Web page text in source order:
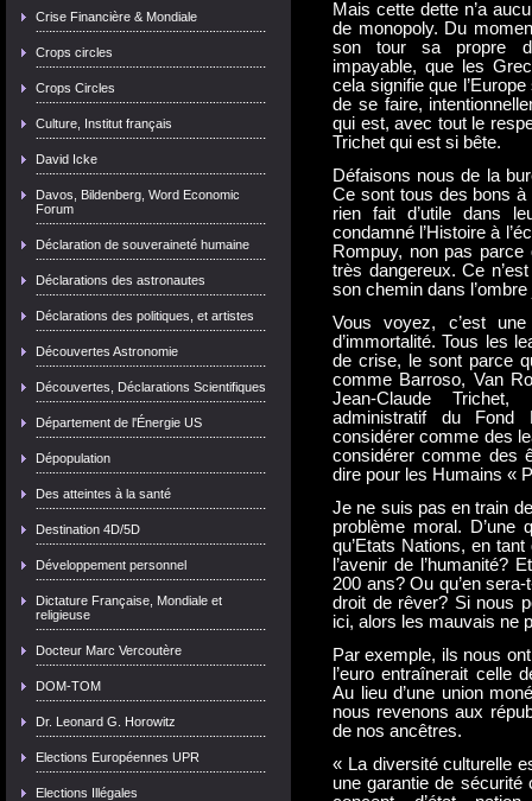
Crise Financière & Mondiale
Crops circles
Crops Circles
Culture, Institut français
David Icke
Davos, Bildenberg, Word Economic
Forum
Déclaration de souveraineté humaine
Déclarations des astronautes
Déclarations des politiques, et artistes
Découvertes Astronomie
Découvertes, Déclarations Scientifiques
Département de l'Énergie US
Dépopulation
Des atteintes à la santé
Destination 4D/5D
Développement personnel
Dictature Française, Mondiale et
religieuse
Docteur Marc Vercoutère
DOM-TOM
Dr. Leonard G. Horowitz
Elections Européennes UPR
Elections Illégales
Mais cette dette n’a
de monopoly. Du
son tour sa propre
impayable, que les
cela signifie que
de se faire,
qui est, avec tout le
Trichet qui est si bête.
Défaisons nous de la
Ce sont tous des bons à
rien fait d’utile dans
condamné l’Histoire à
Rompuy, non pas parce
très dangereux. Ce
son chemin dans
Vous voyez, c’est
d’immortalité. Tous les
de crise, le sont parce
comme Barroso, Van
Jean-Claude Trichet,
administratif du Fond
considérer comme des
considérer comme des
dire pour les Humains «
Je ne suis pas en train
problème moral. D’une
qu’Etats Nations, en
l’avenir de l’humanité?
200 ans? Ou qu’en
droit de rêver? Si nous
ici, alors les mauvais ne
Par exemple, ils nous
l’euro entraînerait celle
Au lieu d’une union
nous revenons aux
de nos ancêtres.
« La diversité culturelle
une garantie de sécurité